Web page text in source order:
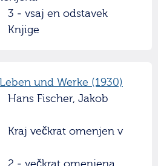
3 - vsaj en odstavek
Knjige
und Werke (1930)
Hans Fischer, Jakob
Kraj večkrat omenjen v